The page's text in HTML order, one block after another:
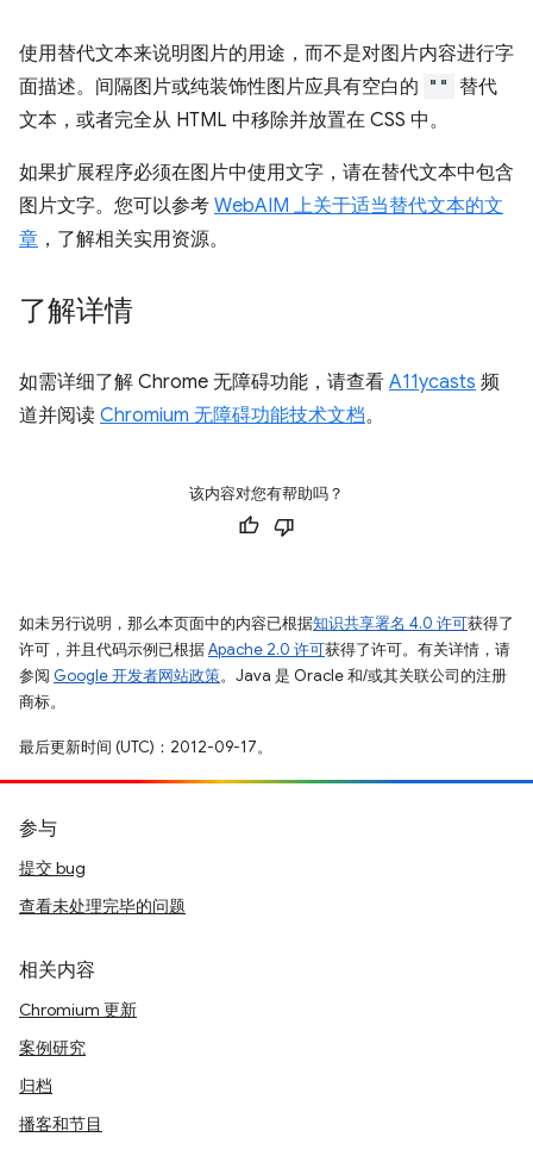
使用替代文本来说明图片的用途，而不是对图片内容进行字
面描述。间隔图片或纯装饰性图片应具有空白的 ""
替代
文本，或者完全从 HTML 中移除并放置在 CSS 中。
如果扩展程序必须在图片中使用文字，请在替代文本中包含
图片文字。您可以参考 WebAIM 上关于适当替代文本的文
章 ，了解相关实用资源。
了解详情
如需详细了解 Chrome 无障碍功能，请查看 A11ycasts 频
道并阅读 Chromium 无障碍功能技术文档。
该内容对您有帮助吗？
如未另行说明，那么本页面中的内容已根据知识共享署名 4.0 许可获得了
许可，并且代码示例已根据Apache 2.0 许可获得了许可。有关详情，请
参阅 Google 开发者网站政策。Java 是 Oracle 和/或其关联公司的注册
商标。
最后更新时间 (UTC)：2012-09-17。
参与
提交 bug
查看未处理完毕的问题
相关内容
Chromium 更新
案例研究
归档
播客和节目